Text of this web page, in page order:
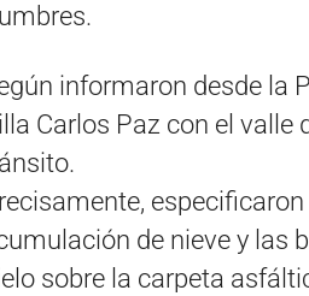
informaron desde la
Carlos Paz con el valle
de nieve y las
sobre la carpeta